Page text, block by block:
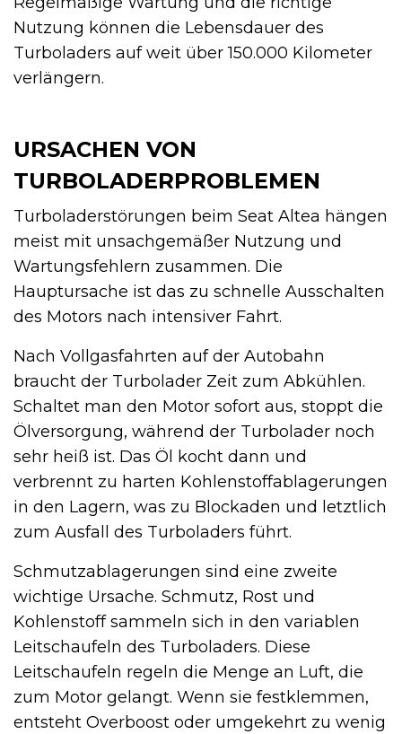
Nutzung können die Lebensdauer des
Turboladers auf weit über 150.000 Kilometer
verlängern.
URSACHEN VON
TURBOLADERPROBLEMEN
Turboladerstörungen beim Seat Altea hängen
meist mit unsachgemäßer Nutzung und
Wartungsfehlern zusammen. Die
Hauptursache ist das zu schnelle Ausschalten
des Motors nach intensiver Fahrt.
Nach Vollgasfahrten auf der Autobahn
braucht der Turbolader Zeit zum Abkühlen.
Schaltet man den Motor sofort aus, stoppt die
Ölversorgung, während der Turbolader noch
sehr heiß ist. Das Öl kocht dann und
verbrennt zu harten Kohlenstoffablagerungen
in den Lagern, was zu Blockaden und letztlich
zum Ausfall des Turboladers führt.
Schmutzablagerungen sind eine zweite
wichtige Ursache. Schmutz, Rost und
Kohlenstoff sammeln sich in den variablen
Leitschaufeln des Turboladers. Diese
Leitschaufeln regeln die Menge an Luft, die
zum Motor gelangt. Wenn sie festklemmen,
entsteht Overboost oder umgekehrt zu wenig